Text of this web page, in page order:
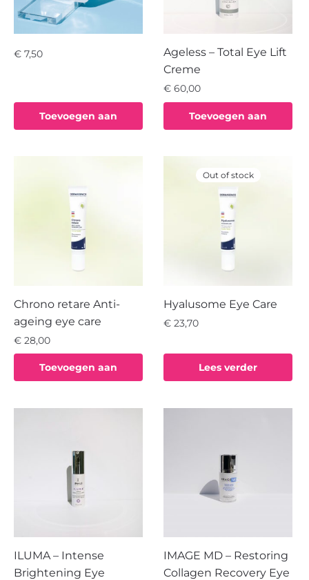
€ 7,50
Toevoegen aan
Ageless – Total Eye Lift
Creme
€ 60,00
Toevoegen aan
Chrono retare Anti-
ageing eye care
€ 28,00
Toevoegen aan
Out of stock
Hyalusome Eye Care
€ 23,70
Lees verder
ILUMA – Intense
Brightening Eye
IMAGE MD – Restoring
Collagen Recovery Eye